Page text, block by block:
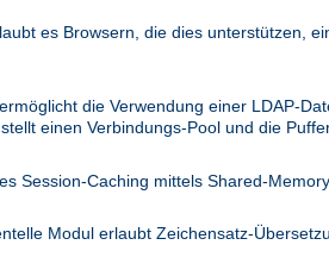
es Browsern, die dies unterstützen,
die Verwendung einer LDAP-
, stellt einen Verbindungs-Pool und die
Session-Caching mittels Shared-Memory.
Modul erlaubt Zeichensatz-